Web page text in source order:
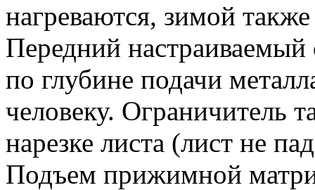
нагреваются, зимой
Передний
по глубине подачи
человеку. Ограничитель
нарезке листа (лист не
Подъем прижимной